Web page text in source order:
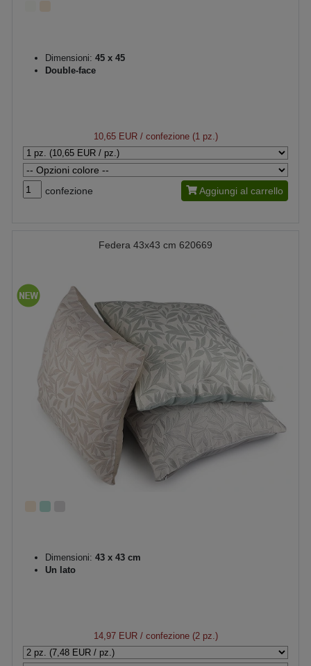
Dimensioni: 45 x 45
Double-face
10,65 EUR/ confezione (1 pz.)
confezione Aggiungi al carrello
Federa 43x43 cm 620669
Dimensioni: 43 x 43 cm
Un lato
14,97 EUR/ confezione (2 pz.)